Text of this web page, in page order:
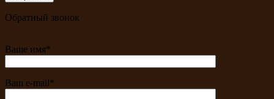
Обратный звонок
Ваше имя*
Ваш e-mail*